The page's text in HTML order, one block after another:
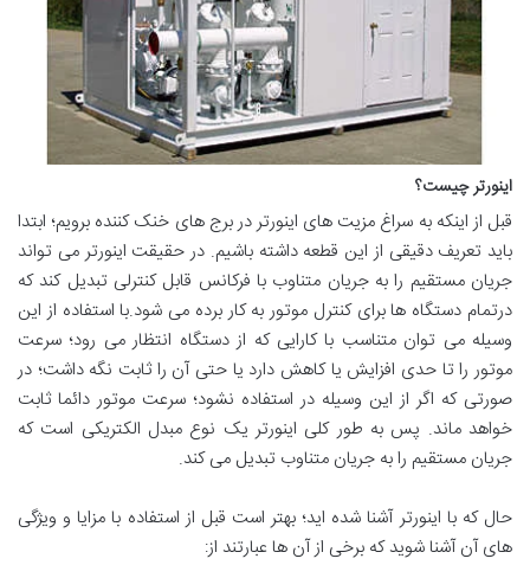
اینورتر چیست؟
قبل از اینکه به سراغ مزیت های اینورتر در برج های خنک کننده برویم؛ ابتدا
باید تعریف دقیقی از این قطعه داشته باشیم. در حقیقت اینورتر می تواند
جریان مستقیم را به جریان متناوب با فرکانس قابل کنترلی تبدیل کند که
درتمام دستگاه ها برای کنترل موتور به کار برده می شود.با استفاده از این
وسیله می توان متناسب با کارایی که از دستگاه انتظار می رود؛ سرعت
موتور را تا حدی افزایش یا کاهش دارد یا حتی آن را ثابت نگه داشت؛ در
صورتی که اگر از این وسیله در استفاده نشود؛ سرعت موتور دائما ثابت
خواهد ماند. پس به طور کلی اینورتر یک نوع مبدل الکتریکی است که
جریان مستقیم را به جریان متناوب تبدیل می کند.
حال که با اینورتر آشنا شده اید؛ بهتر است قبل از استفاده با مزایا و ویژگی
های آن آشنا شوید که برخی از آن ها عبارتند از: